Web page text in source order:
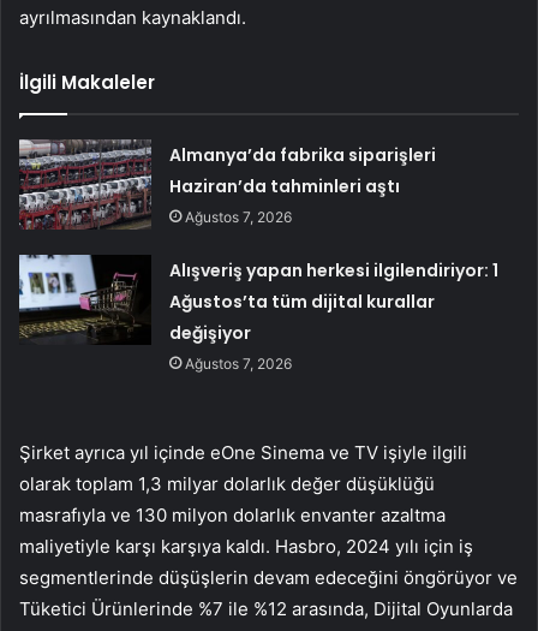
ayrılmasından kaynaklandı.
İlgili Makaleler
Almanya’da fabrika siparişleri
Haziran’da tahminleri aştı
Ağustos 7, 2026
Alışveriş yapan herkesi ilgilendiriyor: 1
Ağustos’ta tüm dijital kurallar
değişiyor
Ağustos 7, 2026
Şirket ayrıca yıl içinde eOne Sinema ve TV işiyle ilgili
olarak toplam 1,3 milyar dolarlık değer düşüklüğü
masrafıyla ve 130 milyon dolarlık envanter azaltma
maliyetiyle karşı karşıya kaldı. Hasbro, 2024 yılı için iş
segmentlerinde düşüşlerin devam edeceğini öngörüyor ve
Tüketici Ürünlerinde %7 ile %12 arasında, Dijital Oyunlarda